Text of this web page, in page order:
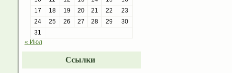
17
18 19 20 21 22
23
24
25 26 27 28 29
30
31
« Июл
Ссылки